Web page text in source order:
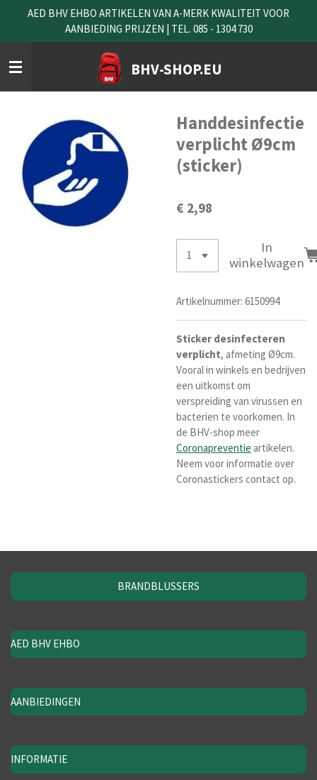
naar
de
hoofdinhoud
BHV-SHOP.EU
AED BHV EHBO ARTIKELEN VAN A-MERK KWALITEIT VOOR
AANBIEDING PRIJZEN | TEL. 085 - 1304 730
Handdesinfectie
verplicht Ø9cm
(sticker)
€ 2,98
In
winkelwagen
Artikelnummer: 6150994
Sticker desinfecteren
verplicht, afmeting Ø9cm.
Vooral in winkels en bedrijven
een uitkomst om
verspreiding van virussen en
bacterien te voorkomen. In
de BHV-shop meer
Coronapreventie artikelen.
Neem voor informatie over
Coronastickers contact op.
BRANDBLUSSERS
AED BHV EHBO
AANBIEDINGEN
INFORMATIE